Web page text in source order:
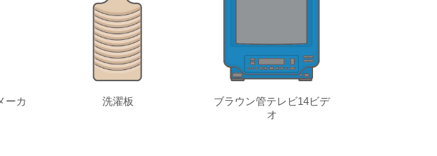
ーカ
洗濯板
ブラウン管テレビ14ビデ
オ